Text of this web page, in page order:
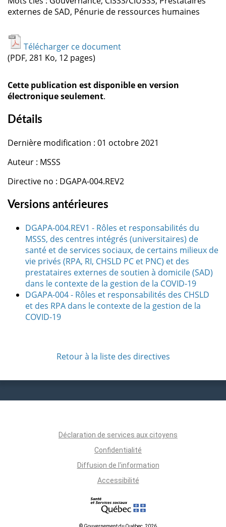
externes de SAD, Pénurie de ressources humaines
Télécharger ce document
(PDF, 281 Ko, 12 pages)
Cette publication est disponible en version
électronique seulement.
Détails
Dernière modification : 01 octobre 2021
Auteur : MSSS
Directive no : DGAPA-004.REV2
Versions antérieures
DGAPA-004.REV1 - Rôles et responsabilités du
MSSS, des centres intégrés (universitaires) de
santé et de services sociaux, de certains milieux de
vie privés (RPA, RI, CHSLD PC et PNC) et des
prestataires externes de soutien à domicile (SAD)
dans le contexte de la gestion de la COVID-19
DGAPA-004 - Rôles et responsabilités des CHSLD
et des RPA dans le contexte de la gestion de la
COVID-19
Retour à la liste des directives
Déclaration de services aux citoyens
Confidentialité
Diffusion de l'information
Accessibilité